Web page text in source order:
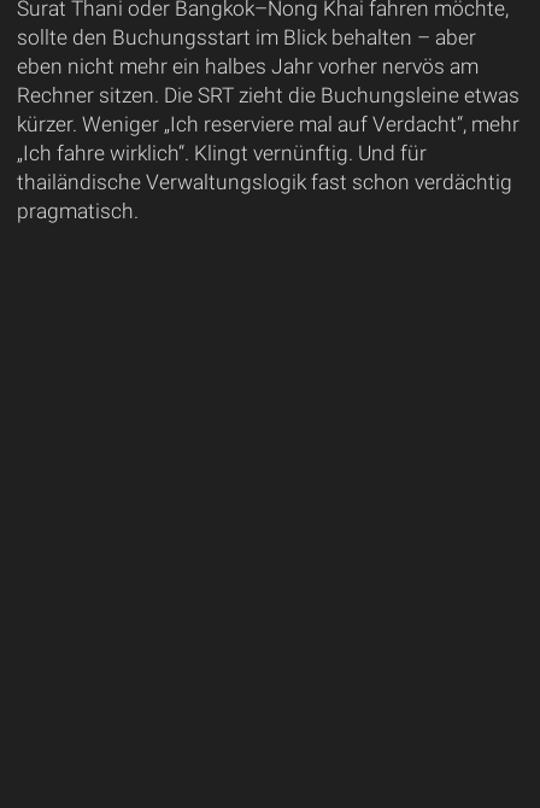
Surat Thani oder Bangkok–Nong Khai fahren möchte,
sollte den Buchungsstart im Blick behalten – aber
eben nicht mehr ein halbes Jahr vorher nervös am
Rechner sitzen. Die SRT zieht die Buchungsleine etwas
kürzer. Weniger „Ich reserviere mal auf Verdacht“, mehr
„Ich fahre wirklich“. Klingt vernünftig. Und für
thailändische Verwaltungslogik fast schon verdächtig
pragmatisch.